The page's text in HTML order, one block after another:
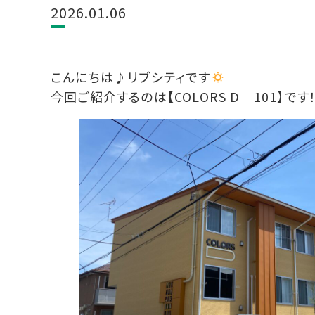
2026.01.06
こんにちは♪リブシティです
今回ご紹介するのは【COLORS D 101】です